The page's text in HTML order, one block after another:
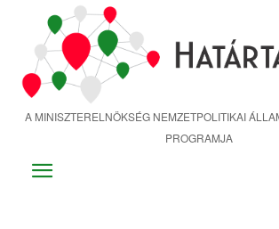
tartalomra
A MINISZTERELNÖKSÉG NEMZETPOLITIKAI
PROGRAMJA